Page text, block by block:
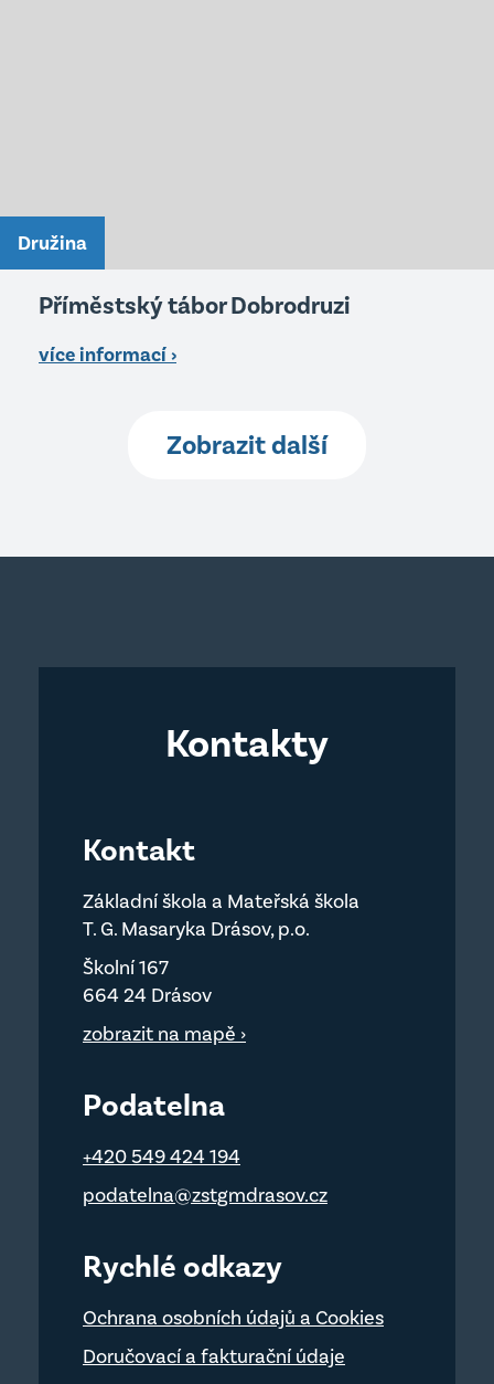
Družina
Příměstský tábor Dobrodruzi
více informací ›
Zobrazit další
Kontakty
Kontakt
Základní škola a Mateřská škola
T. G. Masaryka Drásov, p.o.
Školní 167
664 24 Drásov
zobrazit na mapě ›
Podatelna
+420 549 424 194
podatelna@zstgmdrasov.cz
Rychlé odkazy
Ochrana osobních údajů a Cookies
Doručovací a fakturační údaje